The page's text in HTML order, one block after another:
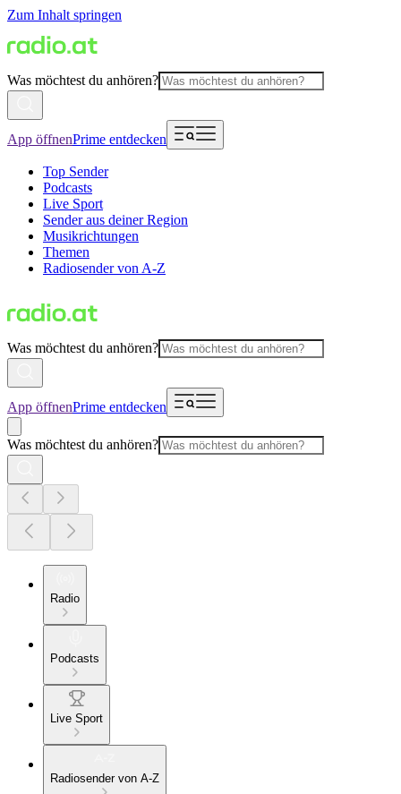
Zum Inhalt springen
Was möchtest du anhören?
App öffnenPrime entdecken
Top Sender
Podcasts
Live Sport
Sender aus deiner Region
Musikrichtungen
Themen
Radiosender von A-Z
Was möchtest du anhören?
App öffnenPrime entdecken
Was möchtest du anhören?
Radio
Podcasts
Live Sport
Radiosender von A-Z